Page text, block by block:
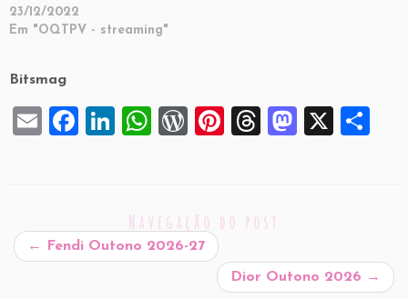
23/12/2022
Em "OQTPV - streaming"
Bitsmag
E
F
b
o
Li
e
dI
n
W
A
p
W
P
re
ss
Pi
t
T
d
s
M
o
X
Navegação do post
← Fendi Outono 2026-27
Dior Outono 2026 →